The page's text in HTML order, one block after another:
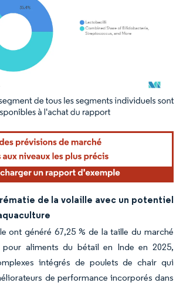
La réutilisation nécessite une attribution sous CC BY
de la volaille avec un potentiel
ont généré 67,25 % de la taille du marché
aliments du bétail en Inde en 2025,
intégrés de poulets de chair qui
de performance incorporés dans